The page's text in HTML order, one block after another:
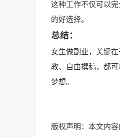
这种工作不仅可以
的好选择。
总结：
女生做副业，关键
教、自由撰稿，都
梦想。
版权声明：本文内